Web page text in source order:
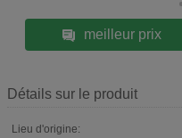
meilleur prix
Détails sur le produit
Lieu d'origine: